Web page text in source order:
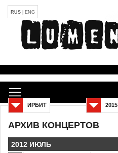
RUS ENG
АРХИВ КОНЦЕРТОВ
ИРБИТ
2012 ИЮЛЬ